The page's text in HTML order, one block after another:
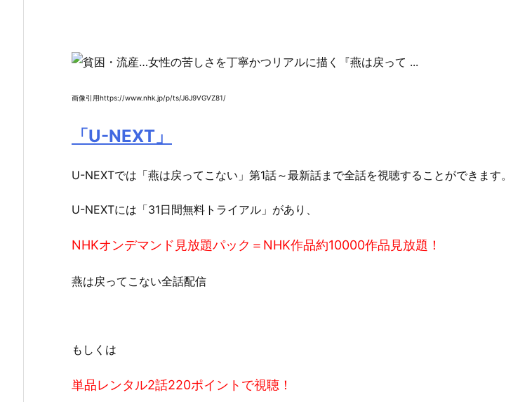
画像引用https://www.nhk.jp/p/ts/J6J9VGVZ81/
「U-NEXT」
U-NEXTでは「燕は戻ってこない」第1話～最新話まで全話を視聴することができます。
U-NEXTには「31日間無料トライアル」があり、
NHKオンデマンド見放題パック＝NHK作品約10000作品見放題！
燕は戻ってこない全話配信
もしくは
単品レンタル2話220ポイントで視聴！